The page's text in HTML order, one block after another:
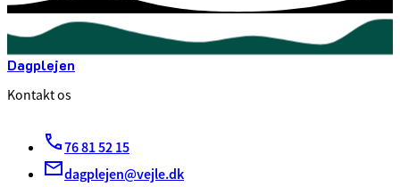
Dagplejen
Kontakt os
76 81 52 15
dagplejen@vejle.dk